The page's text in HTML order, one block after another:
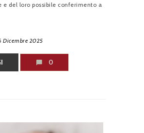
e del loro possibile conferimento a
Dicembre 2025
0